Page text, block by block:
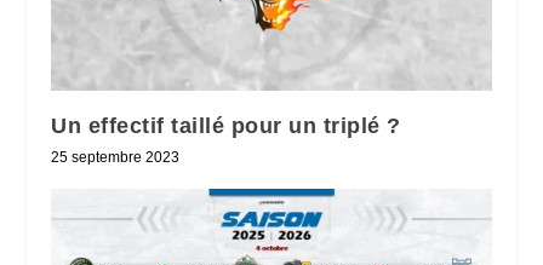
Un effectif taillé pour un triplé ?
25 septembre 2023